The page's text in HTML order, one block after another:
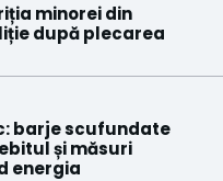
minorei din
după plecarea
barje scufundate
și măsuri
energia